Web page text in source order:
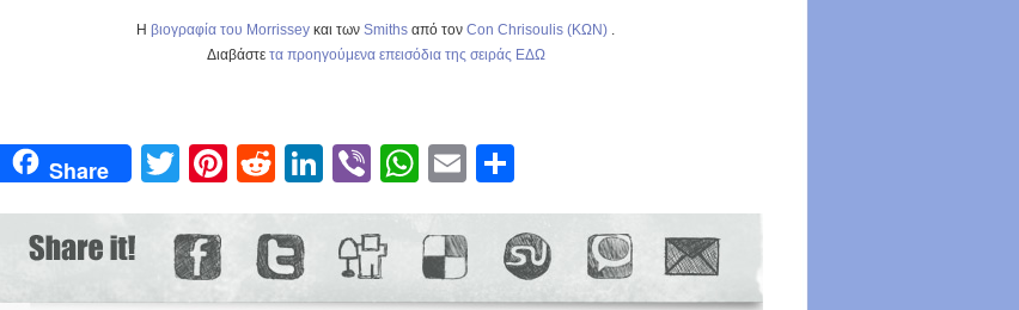
Η βιογραφία του Morrissey και των Smiths από τον Con Chrisoulis (ΚΩΝ)
Διαβάστε τα προηγούμενα επεισόδια της σειράς ΕΔΩ
Share Twitter
Pinterest
RedditLinkedIn
ViberWhatsApp
Email